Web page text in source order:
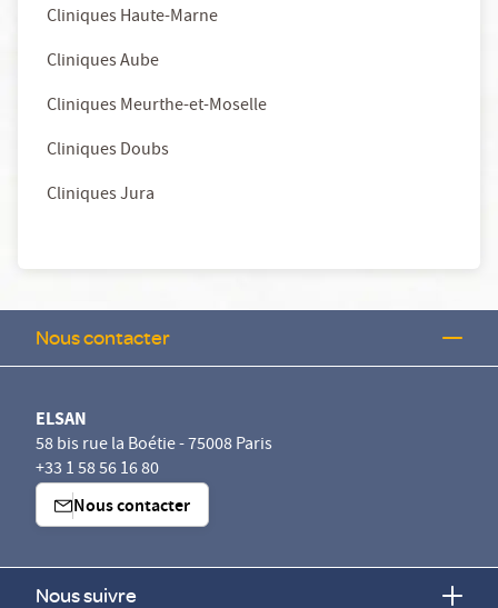
Cliniques Haute-Marne
Cliniques Aube
Cliniques Meurthe-et-Moselle
Cliniques Doubs
Cliniques Jura
Nous contacter
ELSAN
58 bis rue la Boétie - 75008 Paris
+33 1 58 56 16 80
Nous contacter
Nous suivre